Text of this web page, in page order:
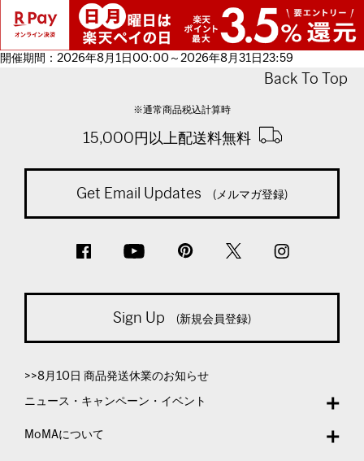
開催期間：2026年8月1日00:00～2026年8月31日23:59
Back To Top
※通常商品税込計算時
15,000円以上配送料無料
Get Email Updates (メルマガ登録)
Sign Up (新規会員登録)
>>8月10日 商品発送休業のお知らせ
ニュース・キャンペーン・イベント
MoMAについて